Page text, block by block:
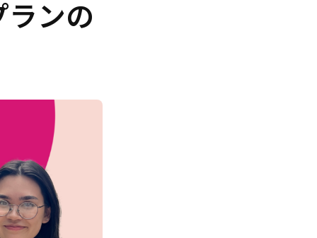
ランの